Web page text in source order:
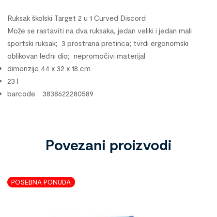
Ruksak školski Target 2 u 1 Curved Discord
Može se rastaviti na dva ruksaka, jedan veliki i jedan mali
sportski ruksak; 3 prostrana pretinca; tvrdi ergonomski
oblikovan leđni dio; nepromočivi materijal
dimenzije 44 x 32 x 18 cm
23 l
barcode : 3838622280589
Povezani proizvodi
POSEBNA PONUDA